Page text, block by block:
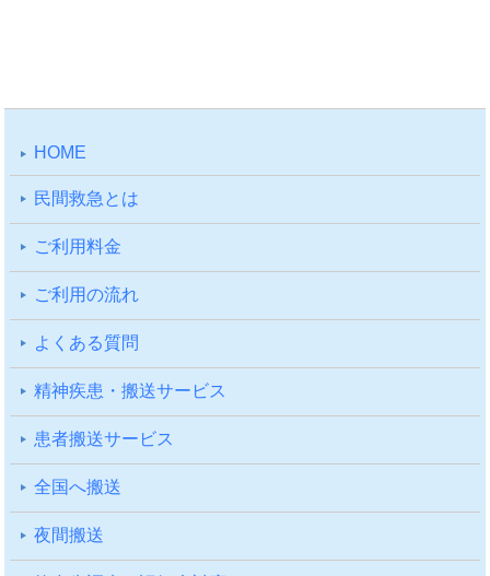
HOME
⺠間救急とは
ご利⽤料⾦
ご利⽤の流れ
よくある質問
精神疾患・搬送サービス
患者搬送サービス
全国へ搬送
夜間搬送